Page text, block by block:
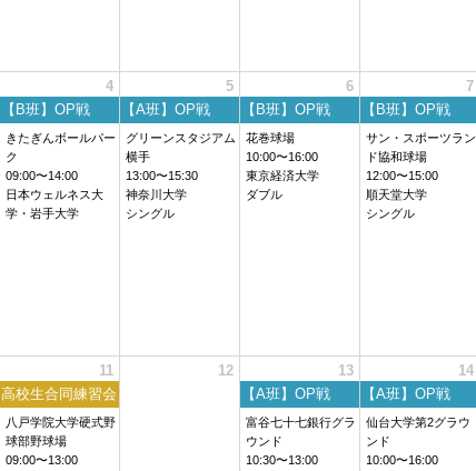
4
【B班】OP戦
きたぎんボールパー
ク
09:00〜14:00
日本ウェルネス大
学・岩手大学
5
【A班】OP戦
グリーンスタジアム
横手
13:00〜15:30
神奈川大学
シングル
6
【B班】OP戦
花巻球場
10:00〜16:00
東京経済大学
ダブル
7
【B班】OP戦
サン・スポーツラン
ド協和球場
12:00〜15:00
順天堂大学
シングル
11
高校生合同練習会
八戸学院大学硬式野
球部野球場
09:00〜13:00
12
13
【A班】OP戦
富谷七十七銀行グラ
ウンド
10:30〜13:00
14
【A班】OP戦
仙台大学第2グラウ
ンド
10:00〜16:00